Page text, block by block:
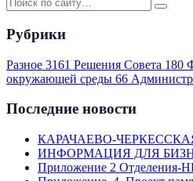
Рубрики
Разное 3161 Решения Совета 180
окружающей среды 66
Последние новости
КАРАЧАЕВО-
ИНФОРМАЦИЯ ДЛЯ
Приложение 2 Отделения-